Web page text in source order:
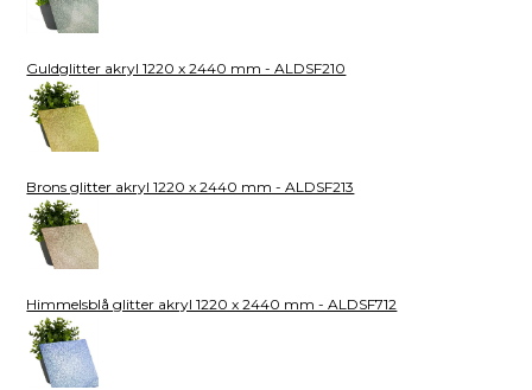
Guldglitter akryl 1220 x 2440 mm - ALDSF210
Brons glitter akryl 1220 x 2440 mm - ALDSF213
Himmelsblå glitter akryl 1220 x 2440 mm - ALDSF712